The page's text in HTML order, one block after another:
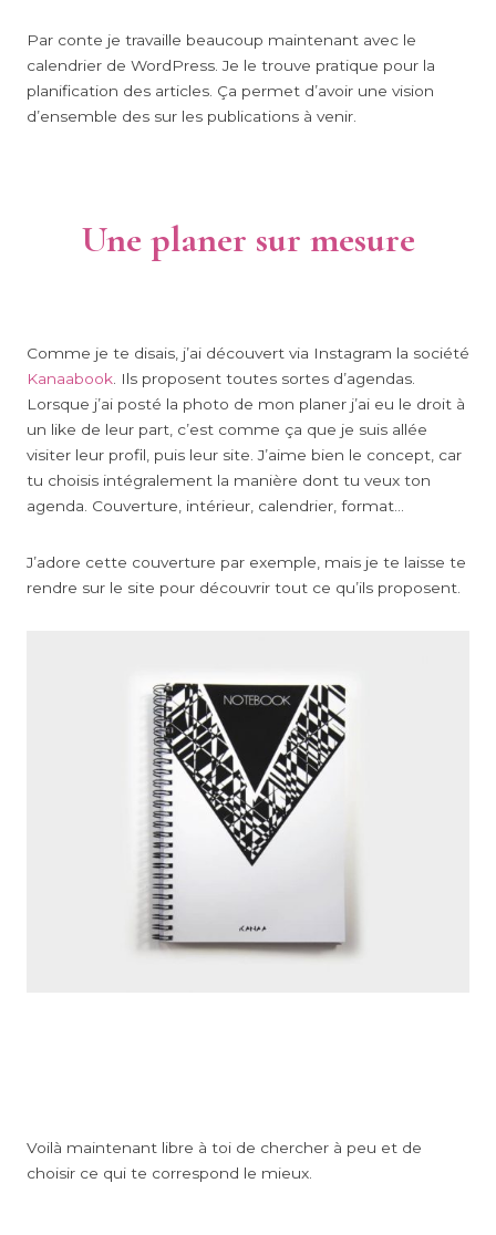
Par conte je travaille beaucoup maintenant avec le
calendrier de WordPress. Je le trouve pratique pour la
planification des articles. Ça permet d’avoir une vision
d’ensemble des sur les publications à venir.
Une planer sur mesure
Comme je te disais, j’ai découvert via Instagram la société
Kanaabook . Ils proposent toutes sortes d’agendas.
Lorsque j’ai posté la photo de mon planer j’ai eu le droit à
un like de leur part, c’est comme ça que je suis allée
visiter leur profil, puis leur site. J’aime bien le concept, car
tu choisis intégralement la manière dont tu veux ton
agenda. Couverture, intérieur, calendrier, format…
J’adore cette couverture par exemple, mais je te laisse te
rendre sur le site pour découvrir tout ce qu’ils proposent.
Voilà maintenant libre à toi de chercher à peu et de
choisir ce qui te correspond le mieux.